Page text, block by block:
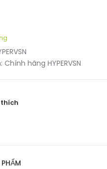
Chính hãng HYPERVSN